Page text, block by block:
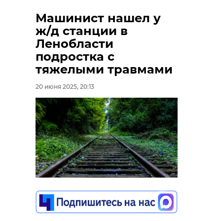
Машинист нашел у
ж/д станции в
Ленобласти
подростка с
тяжелыми травмами
20 июня 2025, 20:13
РЕКОМЕНДУЕМ
В реке Нева в
Отрадном
обнаружили
разлив
нефтепродуктов
01 октября 2024, 15:12
Один погиб
один
ДТП с
на тр ...
07 октября 2024, 18:29
Фото: "Поисковое движение
России\ВКонтакте"
санкт-петербург
ломоносов
перезахоронение
красноармейцы
Поделиться статьей: